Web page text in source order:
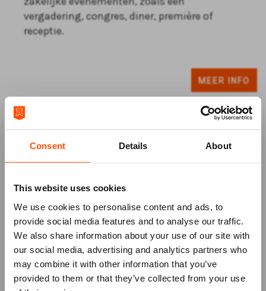
Consent Details About
This website uses cookies
We use cookies to personalise content and ads, to
provide social media features and to analyse our traffic.
We also share information about your use of our site with
our social media, advertising and analytics partners who
may combine it with other information that you’ve
provided to them or that they’ve collected from your use
vergadering, congres, diner, première of
receptie.
MEER INFO
Locaties in het ATLAS
Mis niks